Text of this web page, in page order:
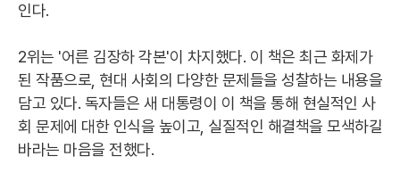
인다.
2위는 '어른 김장하 각본'이 차지했다. 이 책은 최근 화제가
된 작품으로, 현대 사회의 다양한 문제들을 성찰하는 내용을
담고 있다. 독자들은 새 대통령이 이 책을 통해 현실적인 사
회 문제에 대한 인식을 높이고, 실질적인 해결책을 모색하길
바라는 마음을 전했다.